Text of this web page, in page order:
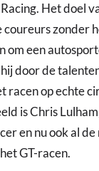
Het doel
coureurs zonder
om een
door de
racen op echte
is Chris
en nu ook al de
GT-racen.